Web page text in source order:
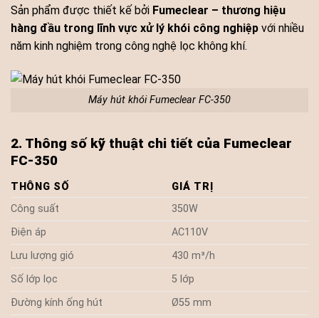
Sản phẩm được thiết kế bởi Fumeclear – thương hiệu
hàng đầu trong lĩnh vực xử lý khói công nghiệp với nhiều
năm kinh nghiệm trong công nghệ lọc không khí.
Máy hút khói Fumeclear FC-350
2. Thông số kỹ thuật chi tiết của Fumeclear
FC-350
THÔNG SỐ
GIÁ TRỊ
Công suất
350W
Điện áp
AC110V
Lưu lượng gió
430 m³/h
Số lớp lọc
5 lớp
Đường kính ống hút
Ø55 mm